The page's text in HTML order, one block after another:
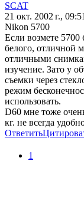
SCAT
21 окт. 2002 г.,
Nikon 5700
Если возмете 5700
белого, отличной
отличными
изучение. Зато у
съемки через
режим
использовать.
D60 мне тоже
кг. не всегда
Ответить
1